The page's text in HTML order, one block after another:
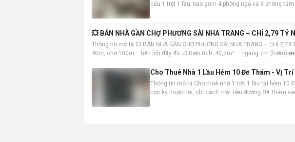
cấu 1 trệt 1 lầu, bao gồm 4 phòng ngủ và 3 phòng
💥 BÁN NHÀ GẦN CHỢ PHƯƠNG SÀI NHA TRANG – CHỈ 2,79 TỶ
Thông tin mô tả 💥 BÁN NHÀ GẦN CHỢ PHƯƠNG SÀI NHA TRANG – CHỈ
40m, chợ 100m – tiện ích đầy đủ 📐 Diện tích: 40,7m² – ngang 7m (hiếm)
Cho Thuê Nhà 1 Lầu Hẻm 10 Đề Thám - Vị
Thông tin mô tả Cho thuê nhà 1 trệt 1 lầu tại hẻm 10
cực kỳ thuận lợi, chỉ cách mặt tiền đường Đề Thám